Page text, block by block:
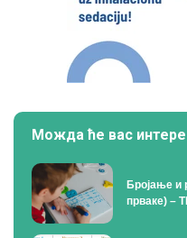
Можда ће вас
Бројање и
прваке) –